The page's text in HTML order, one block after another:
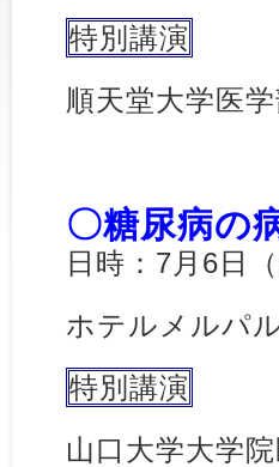
特別講演
順天堂大学
〇糖尿病
日時：7月6日
ホテルメルパ
特別講演
山口大学大学